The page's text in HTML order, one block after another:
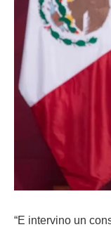
“E intervino un